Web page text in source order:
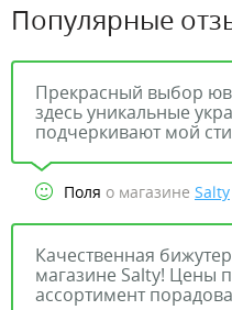
Популярные
Прекрасный выбор
здесь уникальные
подчеркивают мой
Поля о магазине Salty
Качественная
магазине Salty! Цены
ассортимент